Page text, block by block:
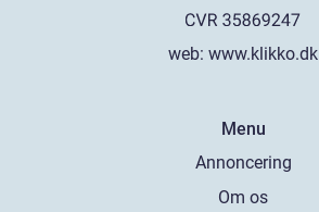
web: www.klikko.dk
Menu
Annoncering
Om os